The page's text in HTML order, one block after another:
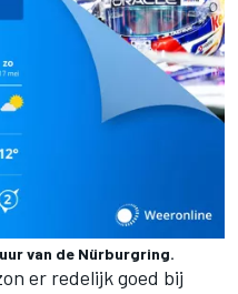
van de Nürburgring.
er redelijk goed bij